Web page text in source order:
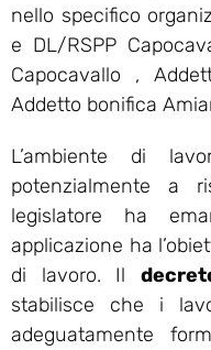
nello specifico
e DL/RSPP
Capocavallo ,
Addetto bonifica
L’ambiente di
potenzialmente a
legislatore ha
applicazione ha
di lavoro. Il
stabilisce che i
adeguatamente